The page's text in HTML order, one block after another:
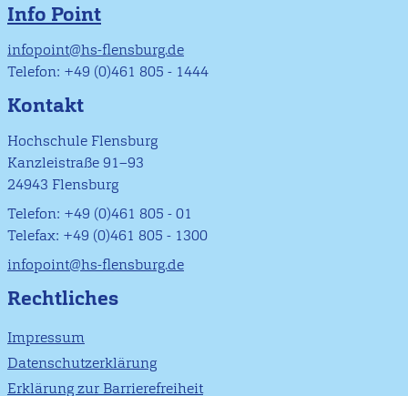
Info Point
infopoint@hs-flensburg.de
Telefon: +49 (0)461 805 - 1444
Kontakt
Hochschule Flensburg
Kanzleistraße 91–93
24943 Flensburg
Telefon: +49 (0)461 805 - 01
Telefax: +49 (0)461 805 - 1300
infopoint@hs-flensburg.de
Rechtliches
Impressum
Datenschutzerklärung
Erklärung zur Barrierefreiheit